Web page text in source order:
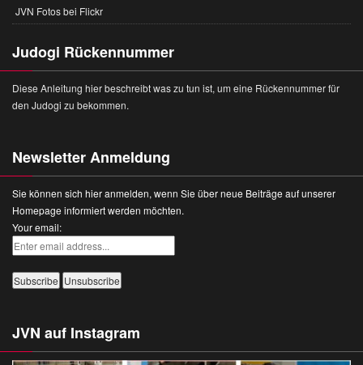
JVN Fotos bei Flickr
Judogi Rückennummer
Diese Anleitung hier beschreibt was zu tun ist, um eine Rückennummer für
den Judogi zu bekommen.
Newsletter Anmeldung
Sie können sich hier anmelden, wenn Sie über neue Beiträge auf unserer
Homepage informiert werden möchten.
Your email:
JVN auf Instagram